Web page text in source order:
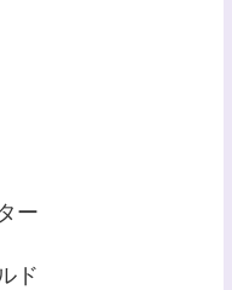
ー
ド